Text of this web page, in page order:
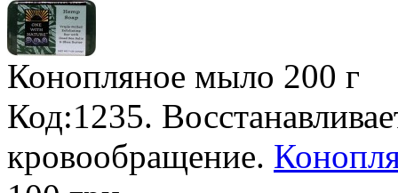
Конопляное мыло 200 г
Код:1235.
кровообращение.